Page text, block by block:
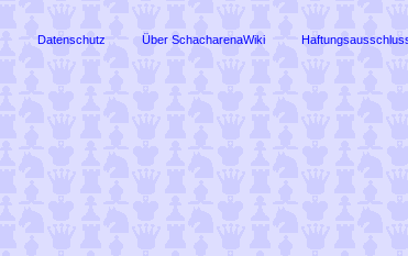
Datenschutz Über SchacharenaWiki